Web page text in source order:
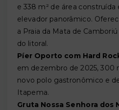
e 338 m² de área
elevador panorâmico.
a Praia da Mata de
do litoral.
Píer Oporto com Hard
em dezembro de 2025, 300
novo polo gastronômico e
Itapema.
Gruta Nossa Senhora dos